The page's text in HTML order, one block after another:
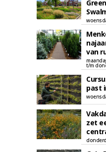
van
t/m
past
zet